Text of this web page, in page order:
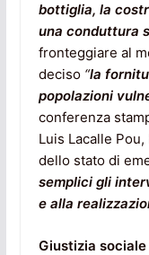
bottiglia, la
una conduttura
fronteggiare al
deciso “la
popolazioni
conferenza
Luis Lacalle
dello stato di
semplici gli
e alla
Giustizia sociale